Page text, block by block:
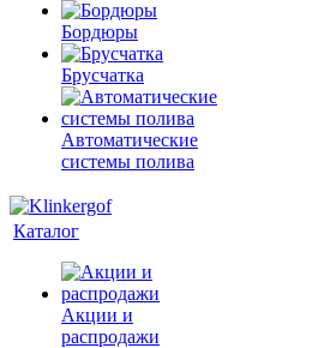
Бордюры
Брусчатка
Автоматические
системы полива
Каталог
Акции и
распродажи